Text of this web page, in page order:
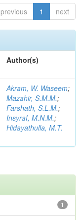
previous 1 next
Author(s)
Akram, W. Waseem;
Mazahir, S.M.M.;
Farshath, S.L.M.;
Insyraf, M.N.M.;
Hidayathulla, M.T.
1